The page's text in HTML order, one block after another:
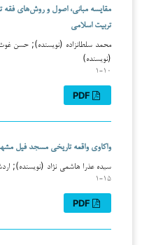
مقایسه مبانی، اصول و روش‌های فقه
تربیت اسلامی
محمد سلطانزاده (نویسنده); حسن
(نویسنده)
۱-۱۰
واکاوی واقعه تاریخی مسجد فیل مشهد در سال ۱۳۴۲ و
سیده عذرا هاشمی نژاد (نویسنده);
۱-۱۵